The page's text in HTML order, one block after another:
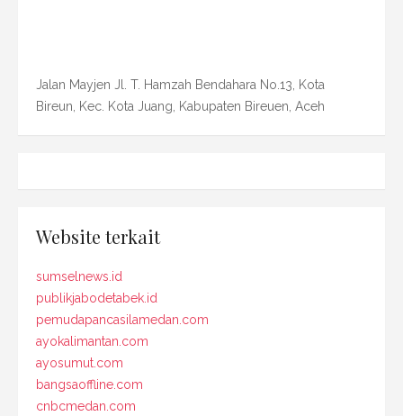
Jalan Mayjen Jl. T. Hamzah Bendahara No.13, Kota
Bireun, Kec. Kota Juang, Kabupaten Bireuen, Aceh
Website terkait
sumselnews.id
publikjabodetabek.id
pemudapancasilamedan.com
ayokalimantan.com
ayosumut.com
bangsaoffline.com
cnbcmedan.com